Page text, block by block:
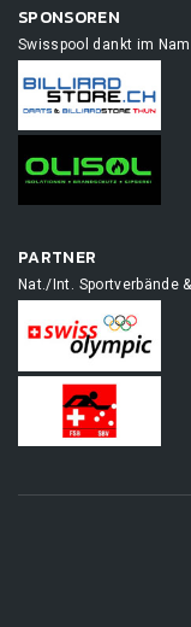
SPONSOREN
Swisspool dankt im
PARTNER
Nat./Int. Sportverbände